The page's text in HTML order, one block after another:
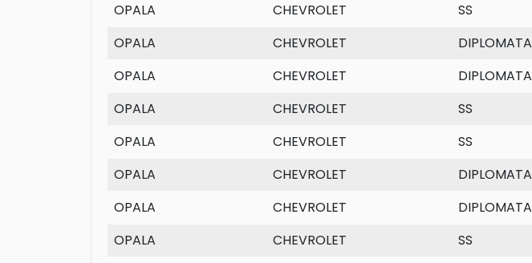
OPALA
CHEVROLET SS
OPALA
CHEVROLET DIPLOMATA
OPALA
CHEVROLET DIPLOMATA
OPALA
CHEVROLET SS
OPALA
CHEVROLET SS
OPALA
CHEVROLET DIPLOMATA
OPALA
CHEVROLET DIPLOMATA
OPALA
CHEVROLET SS